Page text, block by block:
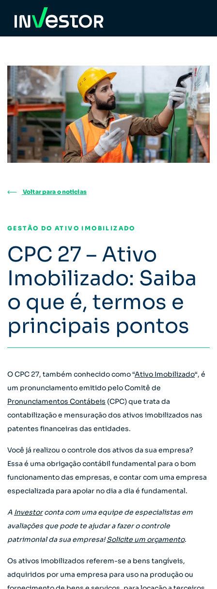
Voltar para o noticias
GESTÃO DO ATIVO IMOBILIZADO
CPC 27 – Ativo
Imobilizado: Saiba
o que é, termos e
principais pontos
O CPC 27, também conhecido como “Ativo Imobilizado“, é
um pronunciamento emitido pelo Comitê de
Pronunciamentos Contábeis (CPC) que trata da
contabilização e mensuração dos ativos imobilizados nas
patentes financeiras das entidades.
Você já realizou o controle dos ativos da sua empresa?
Essa é uma obrigação contábil fundamental para o bom
funcionamento das empresas, e contar com uma empresa
especializada para apoiar no dia a dia é fundamental.
A Investorconta com uma equipe de especialistas em
avaliações que pode te ajudar a fazer o controle
patrimonial da sua empresa!Solicite um orçamento.
Os ativos imobilizados referem-se a bens tangíveis,
adquiridos por uma empresa para uso na produção ou